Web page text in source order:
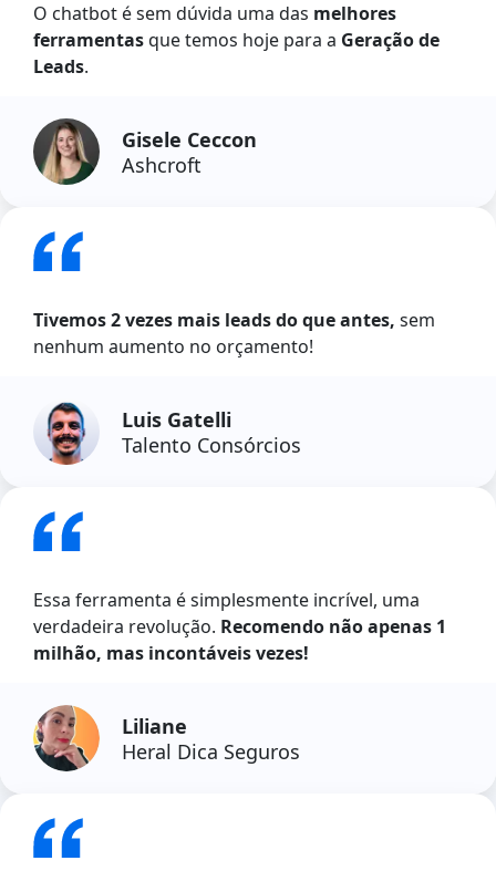
O chatbot é sem dúvida uma das melhores
ferramentasque temos hoje para a Geração de
Leads.
Gisele Ceccon
Ashcroft
Tivemos 2 vezes mais leads do que antes, sem
nenhum aumento no orçamento!
Luis Gatelli
Talento Consórcios
Essa ferramenta é simplesmente incrível, uma
verdadeira revolução. Recomendo não apenas 1
milhão, mas incontáveis vezes!
Liliane
Heral Dica Seguros